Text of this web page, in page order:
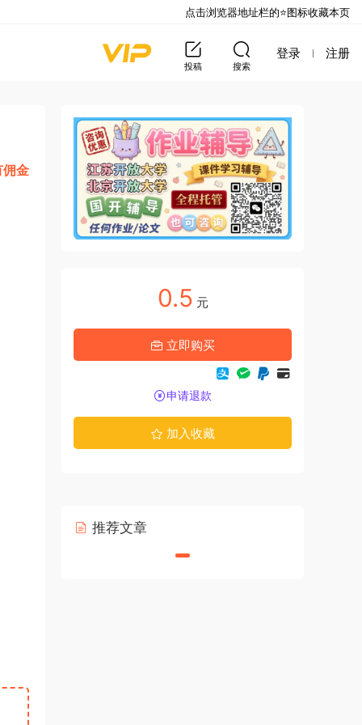
投稿 搜索
登录 注册
佣金
0.5 元
立即购买
申请退款
加入收藏
推荐文章
点击浏览器地址栏的⭐图标收藏本页